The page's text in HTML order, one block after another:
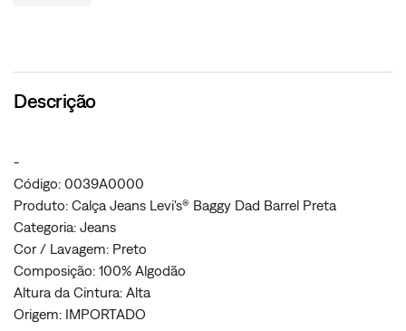
Descrição
-
Código: 0039A0000
Produto: Calça Jeans Levi's® Baggy Dad Barrel Preta
Categoria: Jeans
Cor / Lavagem: Preto
Composição: 100% Algodão
Altura da Cintura: Alta
Origem: IMPORTADO